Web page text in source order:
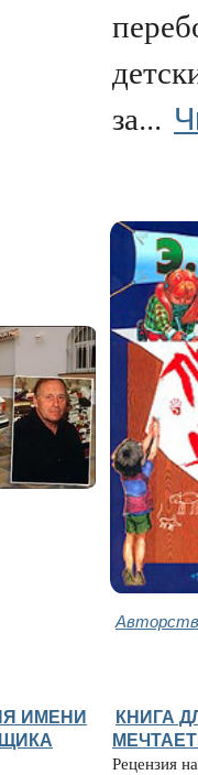
за...
ИМЕНИ
КНИГА
Рецензия